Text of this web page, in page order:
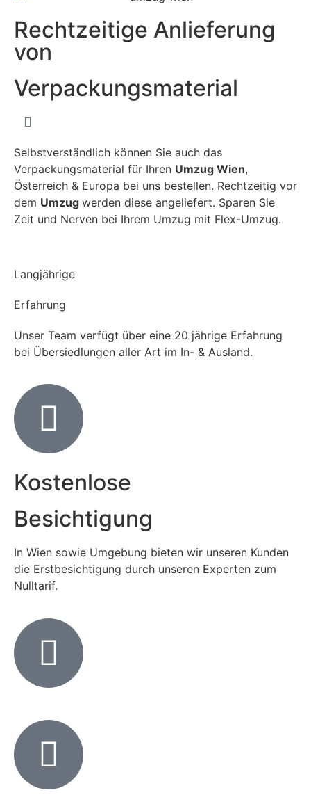
Rechtzeitige Anlieferung
von
Verpackungsmaterial
Selbstverständlich können Sie auch das
Verpackungsmaterial für Ihren Umzug Wien,
Österreich & Europa bei uns bestellen. Rechtzeitig vor
dem Umzug werden diese angeliefert. Sparen Sie
Zeit und Nerven bei Ihrem Umzug mit Flex-Umzug.
Langjährige
Erfahrung
Unser Team verfügt über eine 20 jährige Erfahrung
bei Übersiedlungen aller Art im In- & Ausland.
Kostenlose
Besichtigung
In Wien sowie Umgebung bieten wir unseren Kunden
die Erstbesichtigung durch unseren Experten zum
Nulltarif.